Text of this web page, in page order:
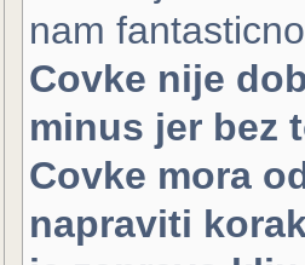
nam
Covke nije
minus jer bez
Covke mora
napraviti